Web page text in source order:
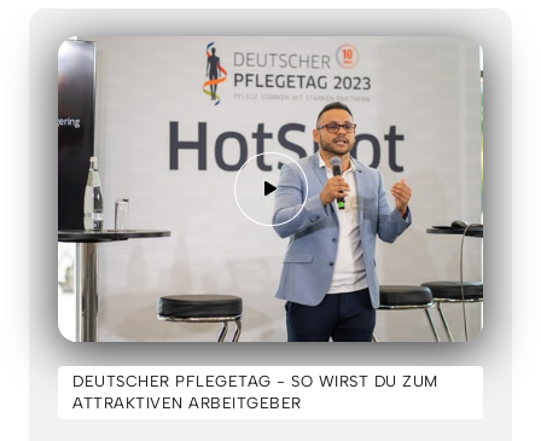
DEUTSCHER PFLEGETAG - SO WIRST DU ZUM
ATTRAKTIVEN ARBEITGEBER